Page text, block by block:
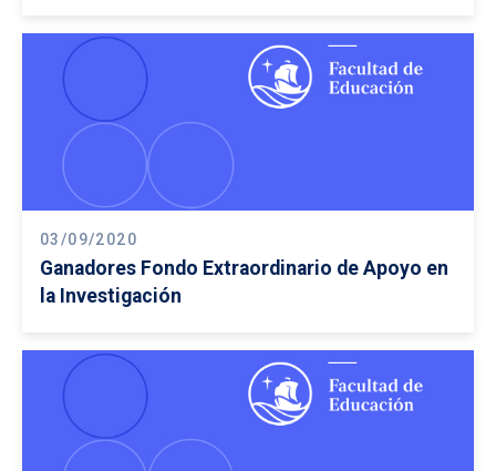
03/09/2020
Ganadores Fondo Extraordinario de Apoyo en
la Investigación